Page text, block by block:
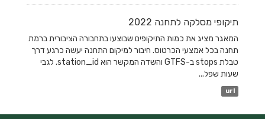
תיקופי מסלקה לתחנה 2022
המאגר מציג את כמות התיקופים שבוצעו בתחבורה הציבורית ברמת
תחנה בכל אמצעי הכרטוס. חיבור למיקום התחנה יעשה כרגע דרך
טבלת stops ב-GTFS והשדה המקשר הוא station_id. לגבי
שעות שפל...
url